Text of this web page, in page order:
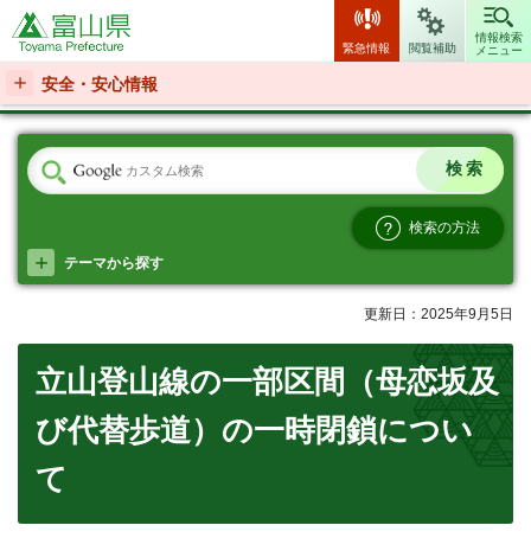
富山県
緊急情報 閲覧補助
情報検索
メニュー
安全・安心情報
検索の方法
テーマから探す
更新日：2025年9月5日
立山登山線の一部区間（母恋坂及
び代替歩道）の一時閉鎖につい
て